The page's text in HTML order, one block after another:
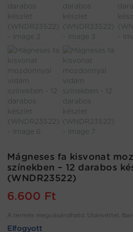
Mágneses fa kisvonat
színekben – 12 darabos
(WNDR23522)
6.600 Ft
A termék megvásárolható: Utánvéttel,
Elfogyott